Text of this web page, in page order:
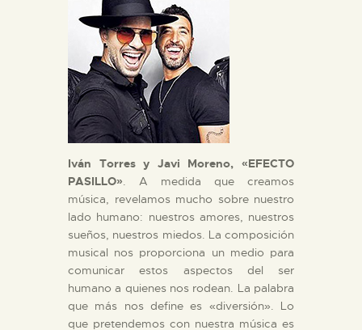
Iván Torres y Javi Moreno, «EFECTO
PASILLO». A medida que creamos
música, revelamos mucho sobre nuestro
lado humano: nuestros amores, nuestros
sueños, nuestros miedos. La composición
musical nos proporciona un medio para
comunicar estos aspectos del ser
humano a quienes nos rodean. La palabra
que más nos define es «diversión». Lo
que pretendemos con nuestra música es